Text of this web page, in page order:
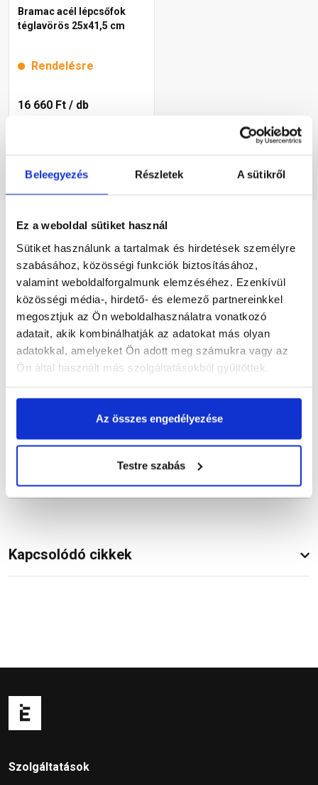
Beleegyezés Részletek A sütikről
Ez a weboldal sütiket használ
Sütiket használunk a tartalmak és hirdetések személyre
szabásához, közösségi funkciók biztosításához,
valamint weboldalforgalmunk elemzéséhez. Ezenkívül
közösségi média-, hirdető- és elemező partnereinkkel
megosztjuk az Ön weboldalhasználatra vonatkozó
adatait, akik kombinálhatják az adatokat más olyan
adatokkal, amelyeket Ön adott meg számukra vagy az
Ön által használt más szolgáltatásokból gyűjtöttek.
Az összes engedélyezése
Testre szabás
Bramac acél lépcsőfok
téglavörös 25x41,5 cm
Rendelésre
16 660 Ft / db
Részletes leírás
Termékinformáció
Vásárlói vélemények
Kapcsolódó cikkek
Szolgáltatások